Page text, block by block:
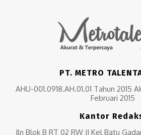
PT. METRO
AHU-001.0918.AH.01.01 Tahun 2015
Februari 2015
Kantor
Jln Blok B RT 02 RW II Kel Batu